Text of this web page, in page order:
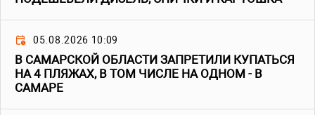
05.08.2026 10:09
В САМАРСКОЙ ОБЛАСТИ ЗАПРЕТИЛИ КУПАТЬСЯ
НА 4 ПЛЯЖАХ, В ТОМ ЧИСЛЕ НА ОДНОМ - В
САМАРЕ